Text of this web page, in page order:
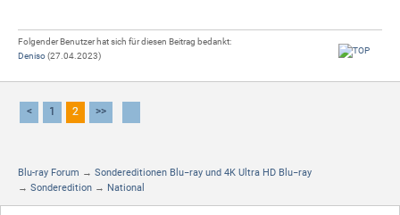
Folgender Benutzer hat sich für diesen Beitrag bedankt:
Deniso(27.04.2023)
< 1 2 >>
Blu-ray Forum → Sondereditionen Blu−ray und 4K Ultra HD Blu−ray
→ Sonderedition → National